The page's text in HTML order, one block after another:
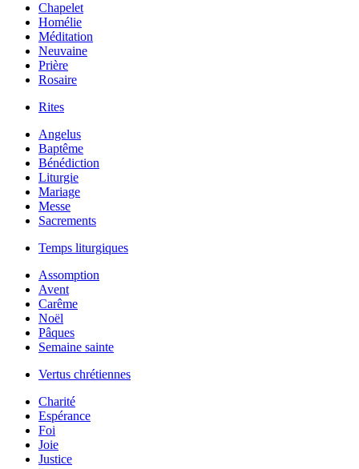
Chapelet
Homélie
Méditation
Neuvaine
Prière
Rosaire
Rites
Angelus
Baptême
Bénédiction
Liturgie
Mariage
Messe
Sacrements
Temps liturgiques
Assomption
Avent
Carême
Noël
Pâques
Semaine sainte
Vertus chrétiennes
Charité
Espérance
Foi
Joie
Justice